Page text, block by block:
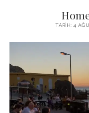
TARIH: 4